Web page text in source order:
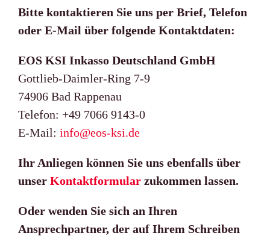
Bitte kontaktieren Sie uns per Brief, Telefon
oder E-Mail über folgende Kontaktdaten:
EOS KSI Inkasso Deutschland GmbH
Gottlieb-Daimler-Ring 7-9
74906 Bad Rappenau
Telefon: +49 7066 9143-0
E-Mail: info@eos-ksi.de
Ihr Anliegen können Sie uns ebenfalls über
unser Kontaktformularzukommen lassen.
Oder wenden Sie sich an Ihren
Ansprechpartner, der auf Ihrem Schreiben